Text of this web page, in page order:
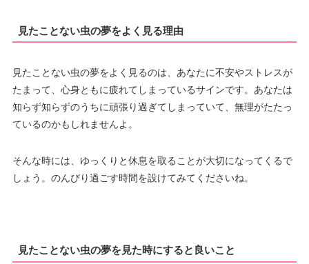
見たことない虫の夢をよく見る理由
見たことない虫の夢をよく見るのは、あなたに不安やストレスが
たまって、心身ともに疲れてしまっているサインです。あなたは
知らず知らずのうちに頑張り過ぎてしまっていて、無理がたたっ
ているのかもしれませんよ。
そんな時には、ゆっくりと休息を取ることが大切になってくるで
しょう。のんびり過ごす時間を設けてみてくださいね。
見たことない虫の夢を見た時にすると良いこと